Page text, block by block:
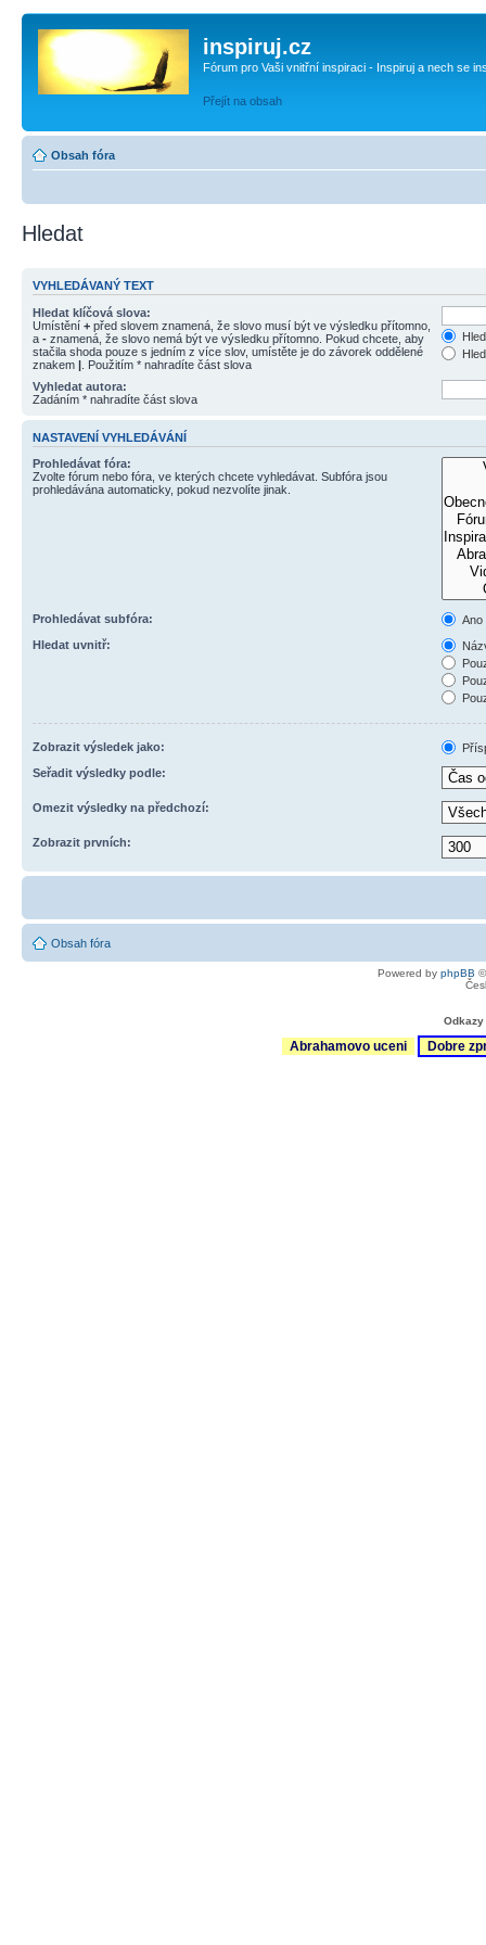
inspiruj.cz
Fórum pro Vaši vnitřní inspiraci - Inspiruj a nech se
Přejít na obsah
Obsah fóra
Hledat
VYHLEDÁVANÝ TEXT
Hledat klíčová slova:
Umístění + před slovem znamená, že slovo musí být ve výsledku přítomno,
a - znamená, že slovo nemá být ve výsledku přítomno. Pokud chcete, aby
stačila shoda pouze s jedním z více slov, umístěte je do závorek oddělené
znakem | . Použitím * nahradíte část slova
Vyhledat autora:
Zadáním * nahradíte část slova
NASTAVENÍ VYHLEDÁVÁNÍ
Prohledávat fóra:
Zvolte fórum nebo fóra, ve kterých chcete vyhledávat. Subfóra jsou
prohledávána automaticky, pokud nezvolíte jinak.
Prohledávat subfóra:
Ano
Hledat uvnitř:
Zobrazit výsledek jako:
Seřadit výsledky podle:
Omezit výsledky na předchozí:
Zobrazit prvních:
Obsah fóra
Powered by phpBB
Abrahamovo uceni Dobre